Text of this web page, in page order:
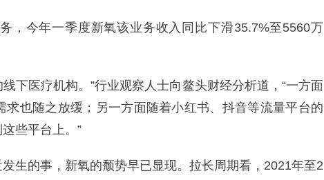
，今年一季度新氧该业务收入同比下滑35.7%至5560万
下医疗机构。”行业观察人士向鳌头财经分析道，“一方面
也随之放缓；另一方面随着小红书、抖音等流量平台的
些平台上。”
生的事，新氧的颓势早已显现。拉长周期看，2021年至2